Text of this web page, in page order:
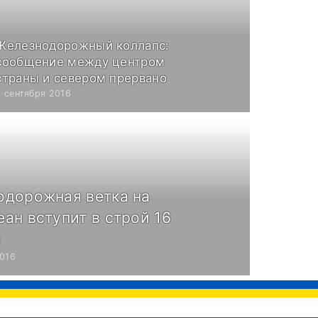
коллапс:
между центром
и севером прервано
сентября 2016
ветка на
вступит в строй 16